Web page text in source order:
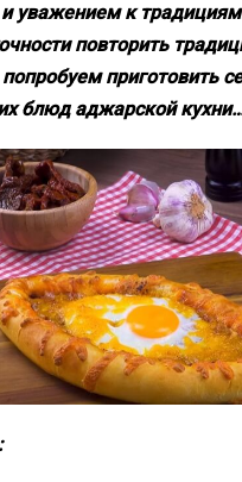
уважением к
повторить
приготовить
блюд аджарской